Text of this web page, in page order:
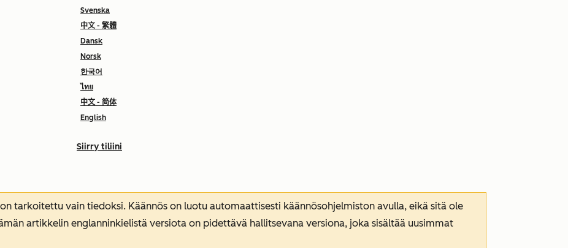
Svenska
中文 - 繁體
Dansk
Norsk
한국어
ไทย
中文 - 简体
English
Siirry tiliini
tarkoitettu vain tiedoksi. Käännös on luotu automaattisesti käännösohjelmiston avulla, eikä sitä ole
artikkelin englanninkielistä versiota on pidettävä hallitsevana versiona, joka sisältää uusimmat